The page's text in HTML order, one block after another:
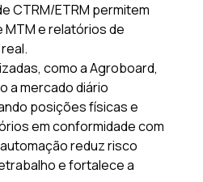
CTRM/ETRM permitem
e relatórios de
como a Agroboard,
a mercado diário
posições físicas e
em conformidade com
automação reduz risco
e fortalece a